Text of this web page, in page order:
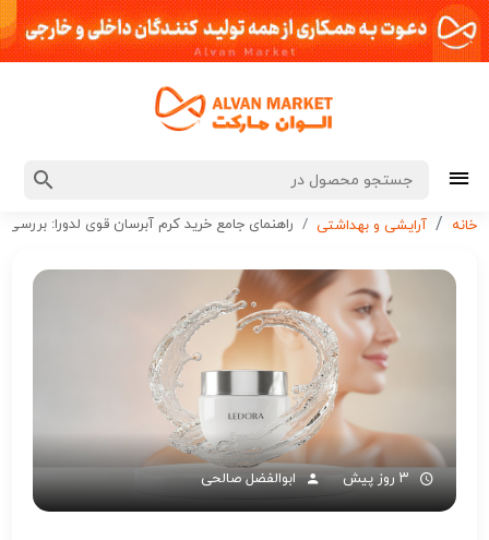
خانه آرایشی و بهداشتی راهنمای جامع خرید کرم آبرسان قوی لدورا:
۳ روز پیش ابوالفضل صالحی